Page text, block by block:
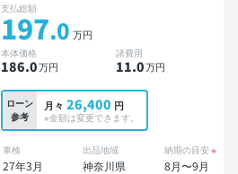
支払総額
197.0 万円
本体価格
186.0万円
諸費用
11.0万円
ローン
参考
月々 26,400 円
※金額は変更できます。
車検
27年3月
出品地域
神奈川県
納期の目安 ※
8月〜9月